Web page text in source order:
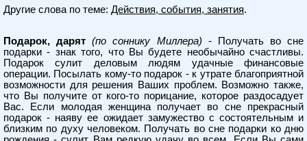
Другие слова по теме: Действия, события, занятия.
Подарок, дарят (по соннику Миллера) - Получать во сне
подарки - знак того, что Вы будете необычайно счастливы.
Подарок сулит деловым людям удачные финансовые
операции. Посылать кому-то подарок - к утрате благоприятной
возможности для решения Ваших проблем. Возможно также,
что Вы получите от кого-то порицание, которое раздосадует
Вас. Если молодая женщина получает во сне прекрасный
подарок - наяву ее ожидает замужество с состоятельным и
близким по духу человеком. Получать во сне подарки ко дню